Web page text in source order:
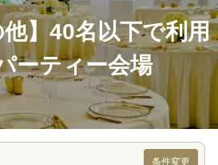
】40名以下で利用
ーティー会場
条件変更